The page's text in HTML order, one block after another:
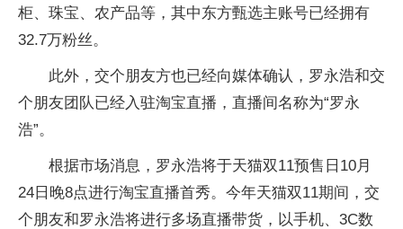
柜、珠宝、农产品等，其中东方甄选主账号已经拥有
32.7万粉丝。
此外，交个朋友方也已经向媒体确认，罗永浩和交
个朋友团队已经入驻淘宝直播，直播间名称为“罗永
浩”。
根据市场消息，罗永浩将于天猫双11预售日10月
24日晚8点进行淘宝直播首秀。今年天猫双11期间，交
个朋友和罗永浩将进行多场直播带货，以手机、3C数